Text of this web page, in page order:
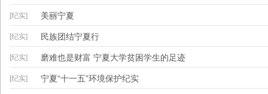
[纪实] 美丽宁夏
[纪实] 民族团结宁夏行
[纪实] 磨难也是财富 宁夏大学贫困学生的足迹
[纪实] 宁夏“十一五”环境保护纪实